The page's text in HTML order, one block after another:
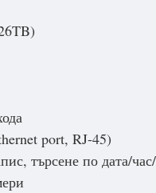
port, RJ-45)
търсене по дата/